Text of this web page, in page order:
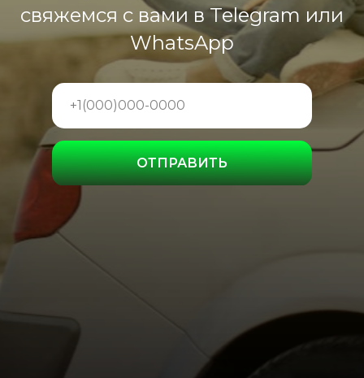
свяжемся с вами в Telegram или
WhatsApp
ОТПРАВИТЬ